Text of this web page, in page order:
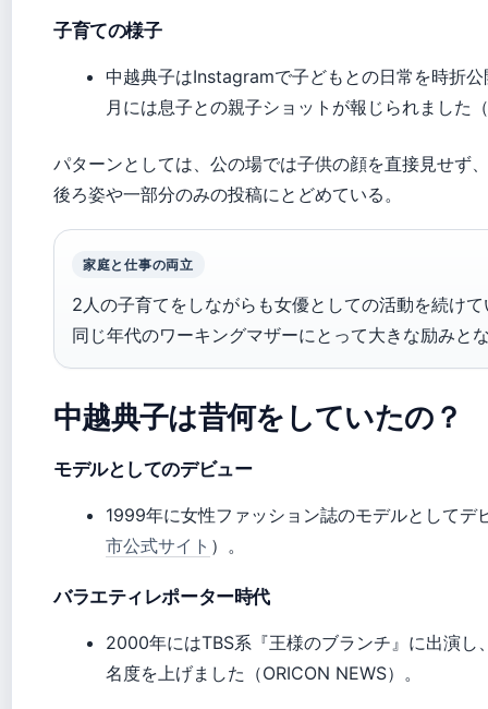
子育ての様子
中越典子はInstagramで子どもとの日常を時折
月には息子との親子ショットが報じられました
パターンとしては、公の場では子供の顔を直接見せず、
後ろ姿や一部分のみの投稿にとどめている。
家庭と仕事の両立
2人の子育てをしながらも女優としての活動を続け
同じ年代のワーキングマザーにとって大きな励みと
中越典子は昔何をしていたの？
モデルとしてのデビュー
1999年に女性ファッション誌のモデルとしてデ
市公式サイト ）。
バラエティレポーター時代
2000年にはTBS系『王様のブランチ』に出演し
名度を上げました（ORICON NEWS）。